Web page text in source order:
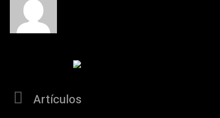
Artículos